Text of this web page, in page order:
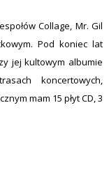
Collage, Mr. Gil
Pod koniec lat
jej kultowym albumie
koncertowych,
mam 15 płyt CD, 3